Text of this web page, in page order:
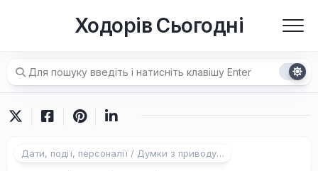
Ходорів Сьогодні
Дати, події, персоналії / Думки з приводу…